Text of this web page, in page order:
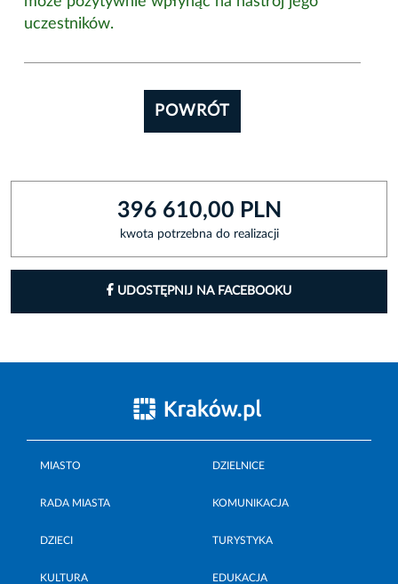
uczestników.
POWRÓT
396 610,00 PLN
kwota potrzebna do realizacji
UDOSTĘPNIJ NA FACEBOOKU
MIASTO DZIELNICE
RADA MIASTA KOMUNIKACJA
DZIECI TURYSTYKA
KULTURA EDUKACJA